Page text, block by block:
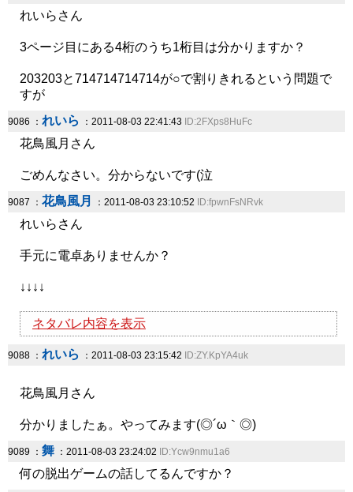
れいらさん
3ページ目にある4桁のうち1桁目は分かりますか？
203203と714714714714が○で割りきれるという問題で
すが
9086 ： れいら ：2011-08-03 22:41:43 ID:2FXps8HuFc
花鳥風月さん
ごめんなさい。分からないです(泣
9087 ： 花鳥風月 ：2011-08-03 23:10:52 ID:fpwnFsNRvk
れいらさん
手元に電卓ありませんか？
↓↓↓↓
ネタバレ内容を表示
9088 ： れいら ：2011-08-03 23:15:42 ID:ZY.KpYA4uk
花鳥風月さん
分かりましたぁ。やってみます(◎´ω｀◎)
9089 ： 舞 ：2011-08-03 23:24:02 ID:Ycw9nmu1a6
何の脱出ゲームの話してるんですか？